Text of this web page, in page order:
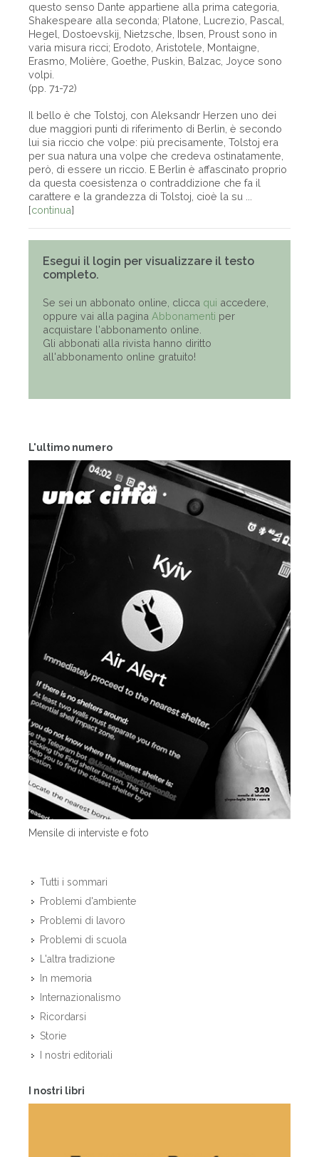
L'ultimo numero
Mensile di interviste e foto
Tutti i sommari
Problemi d'ambiente
Problemi di lavoro
Problemi di scuola
L'altra tradizione
In memoria
Internazionalismo
Ricordarsi
Storie
I nostri editoriali
I nostri libri
questo senso Dante appartiene alla prima categoria,
Shakespeare alla seconda; Platone, Lucrezio, Pascal,
Hegel, Dostoevskij, Nietzsche, Ibsen, Proust sono in
varia misura ricci; Erodoto, Aristotele, Montaigne,
Erasmo, Molière, Goethe, Puskin, Balzac, Joyce sono
volpi.
(pp. 71-72)
Il bello è che Tolstoj, con Aleksandr Herzen uno dei
due maggiori punti di riferimento di Berlin, è secondo
lui sia riccio che volpe: più precisamente, Tolstoj era
per sua natura una volpe che credeva ostinatamente,
però, di essere un riccio. E Berlin è affascinato proprio
da questa coesistenza o contraddizione che fa il
carattere e la grandezza di Tolstoj, cioè la su ...
[continua]
Esegui il login per visualizzare il testo
completo.
Se sei un abbonato online, clicca qui accedere,
oppure vai alla pagina Abbonamenti per
acquistare l'abbonamento online.
Gli abbonati alla rivista hanno diritto
all'abbonamento online gratuito!